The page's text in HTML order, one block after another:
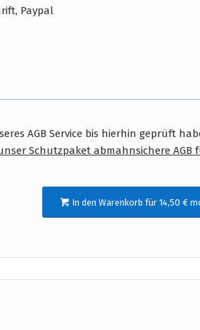
Paypal
AGB Service bis hierhin geprüft
Schutzpaket abmahnsichere AGB
In den Warenkorb für 14,50 €